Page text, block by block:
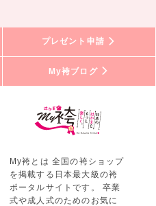
プレゼント申請
My袴ブログ
My袴とは 全国の袴ショップ
を掲載する日本最大級の袴
ポータルサイトです。 卒業
式や成人式のためのお気に